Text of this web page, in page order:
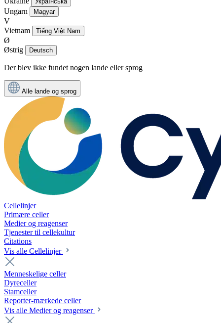
Ungarn Magyar
V
Vietnam
Tiếng Việt Nam
Ø
Østrig
Deutsch
Der blev ikke fundet nogen lande eller sprog
Alle lande og sprog
Cellelinjer
Primære celler
Medier og reagenser
Tjenester til cellekultur
Citations
Vis alle Cellelinjer
Menneskelige celler
Dyreceller
Stamceller
Reporter-mærkede celler
Vis alle Medier og reagenser